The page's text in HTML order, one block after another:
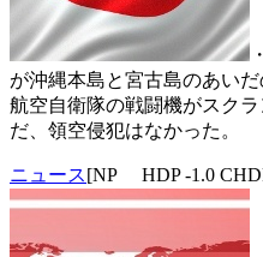
が沖縄本島と宮古島のあい
航空自衛隊の戦闘機がスク
だ、領空侵犯はなかった。
ニュース[NP HDP -1.0